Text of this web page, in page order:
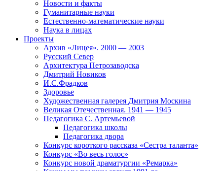
Новости и факты
Гуманитарные науки
Естественно-математические науки
Наука в лицах
Проекты
Архив «Лицея». 2000 — 2003
Русский Север
Архитектура Петрозаводска
Дмитрий Новиков
И.С.Фрадков
Здоровье
Художественная галерея Дмитрия Москина
Великая Отечественная. 1941 — 1945
Педагогика С. Артемьевой
Педагогика школы
Педагогика двора
Конкурс короткого рассказа «Сестра таланта»
Конкурс «Во весь голос»
Конкурс новой драматургии «Ремарка»